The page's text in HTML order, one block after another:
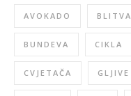
AVOKADO BLITVA
BUNDEVA CIKLA
CVJETAČA GLJIVE